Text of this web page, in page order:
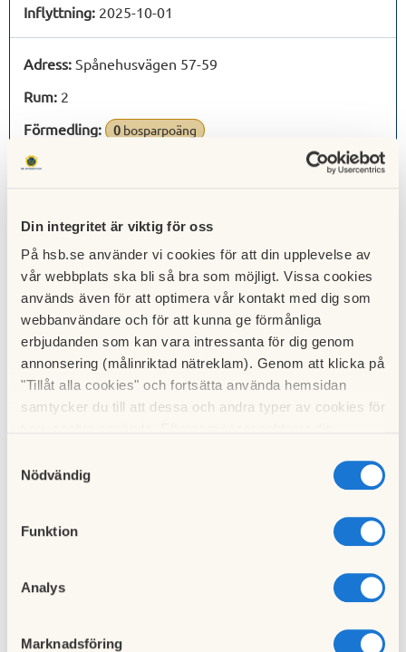
Din integritet är viktig för oss
På hsb.se använder vi cookies för att din upplevelse av
vår webbplats ska bli så bra som möjligt. Vissa cookies
används även för att optimera vår kontakt med dig som
webbanvändare och för att kunna ge förmånliga
erbjudanden som kan vara intressanta för dig genom
annonsering (målinriktad nätreklam). Genom att klicka på
"Tillåt alla cookies" och fortsätta använda hemsidan
samtycker du till att dessa och andra typer av cookies för
cookies och välja att endast tillåta ett urval.
Nödvändig
Funktion
Analys
Marknadsföring
Inflyttning: 2025-10-01
Adress: Spånehusvägen 57-59
Rum: 2
Förmedling:
0 bosparpoäng
Användning:
Adress:
Spånehusvägen 57-59
Rum:4
Förmedling:
bosparpoäng
Användning: Tillsvidare
Inflyttning:
2025-07-23
Användning: